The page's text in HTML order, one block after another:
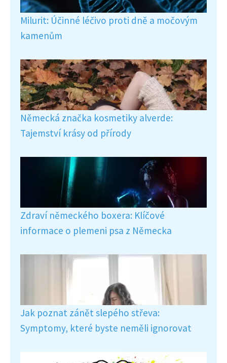
Milurit: Účinné léčivo proti dně a močovým
kamenům
Německá značka kosmetiky alverde:
Tajemství krásy od přírody
Zdraví německého boxera: Klíčové
informace o plemeni psa z Německa
Jak poznat zánět slepého střeva:
Symptomy, které byste neměli ignorovat